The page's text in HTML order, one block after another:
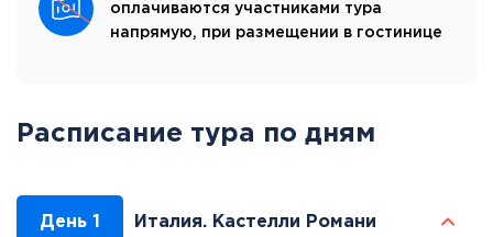
оплачиваются участниками тура
напрямую, при размещении в гостинице
Расписание тура по дням
День 1 Италия. Кастелли Романи